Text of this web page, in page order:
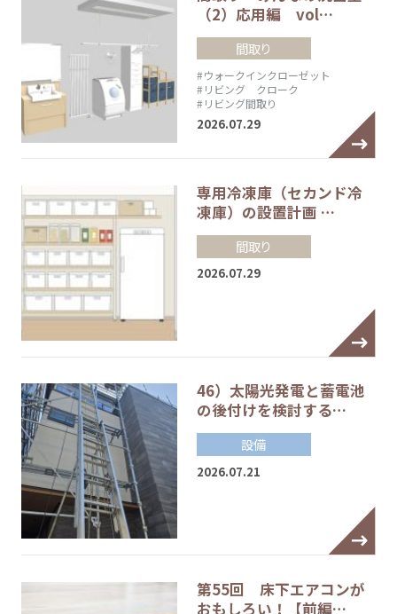
（2）応用編 vol…
間取り
#ウォークインクローゼット
#リビング クローク
#リビング間取り
2026.07.29
専用冷凍庫（セカンド冷
凍庫）の設置計画 …
間取り
2026.07.29
46）太陽光発電と蓄電池
の後付けを検討する…
設備
2026.07.21
第55回 床下エアコンが
おもしろい！【前編…